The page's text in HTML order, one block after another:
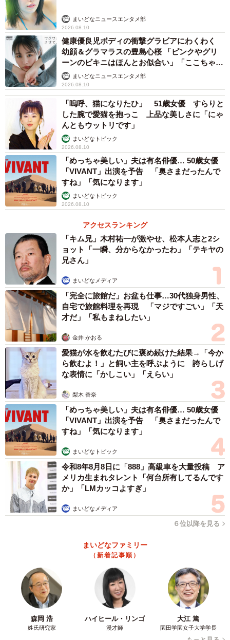
3/5
以前製作した不可能物体（gangi-manさん提供）
湯桶の形になっているのは、形状が直線で構成されている
ので内部の構造を作りやすかったためです。
――製作にあたり、こだわったことや苦労されたことは？
gangi-man：モデリング自体はそこまで大変ではなかったの
ですが、液体が漏れないようにするのに苦労しました。蓋
のアクリル板を接着してしまえば、もう少し簡単にできた
かもしれませんが、洗浄などのメンテナンスができなくな
るので、着脱にこだわってなんとか実現しました。
――ご投稿に対し、大きな反響がありました。
gangi-man：形がかなり意外だと思うので、少しはウケるか
なと思ってポストしましたが、想像した以上の反響で驚い
ています。多くの人に見てもらえて、とてもうれしいで
まいどなニュースエンタメ部
2026.08.10
健康優良児ボディの衝撃グラビアにわくわく
幼顔＆グラマラスの豊島心桜 「ピンクやグリ
ーンのビキニはほんとお似合い」「ここちゃん
天使 また可愛くなった」
まいどなニュースエンタメ部
2026.08.10
「嗚呼、猫になりたひ」 51歳女優 すらりと
した腕で愛猫を抱っこ 上品な美しさに「にゃ
んともウットリです」
まいどなトピック
2026.08.10
「めっちゃ美しい」夫は有名俳優… 50歳女優
「VIVANT」出演を予告 「奥さまだったんで
すね」「気になります」
まいどなトピック
2026.08.10
アクセスランキング
「キム兄」木村祐一が激やせ、松本人志と2シ
ョット「一瞬、分からなかったわ」「テキヤの
兄さん」
まいどなメディア
「完全に旅館だ」お盆も仕事…30代独身男性、
自宅で旅館料理を再現 「マジですごい」「天
才だ」「私もまねしたい」
金井 かおる
愛猫が水を飲むたびに褒め続けた結果→「今か
ら飲むよ！」と飼い主を呼ぶように 誇らしげ
な表情に「かしこい」「えらい」
梨木 香奈
「めっちゃ美しい」夫は有名俳優… 50歳女優
「VIVANT」出演を予告 「奥さまだったんで
すね」「気になります」
まいどなトピック
令和8年8月8日に「888」高級車を大量投稿 ア
メリカ生まれタレント「何台所有してるんです
か」「LMカッコよすぎ」
まいどなメディア
６位以降を見る
まいどなファミリー
（新着記事順）
森岡 浩
姓氏研究家
ハイヒール・リンゴ
漫才師
大江 篤
園田学園女子大学学長